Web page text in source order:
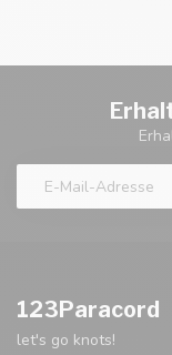
123Paracord
let's go knots!